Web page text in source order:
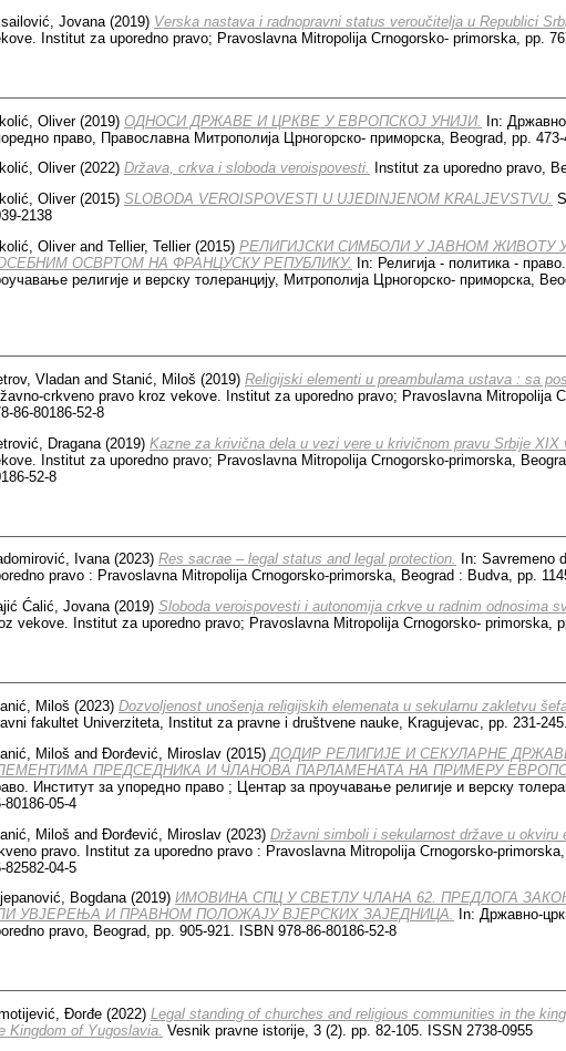
Jovana (2019) Verska nastava i radnopravni status veroučitelja u Republici
Institut za uporedno pravo; Pravoslavna Mitropolija Crnogorsko- primorska, pp.
Oliver(2019) ОД­НО­СИ ДР­ЖА­ВЕ И ЦР­КВЕ У ЕВРОП­СКОЈ УНИ­ЈИ. In:
право, Православна Митрополија Црногорско- приморска, Beograd, pp.
Oliver(2022) Država, crkva i sloboda veroispovesti.
Institut za uporedno pravo,
Oliver(2015) SLOBODA VEROISPOVESTI U UJEDINJENOM KRALJEVSTVU.
2138
Oliverand Tel­li­er, Tel­li­er(2015) РЕ­ЛИ­ГИЈ­СКИ СИМ­БО­ЛИ У ЈАВ­НОМ
ОСВР­ТОМ НА ФРАН­ЦУ­СКУ РЕ­ПУ­БЛИ­КУ.
In: Религија - политика -
религије и верску толеранцију, Митрополија Црногорско- приморска,
Vladan and Stanić, Miloš (2019) Religijski elementi u preambulama ustava : sa
crkveno pravo kroz vekove. Institut za uporedno pravo; Pravoslavna Mitropolija
86-80186-52-8
Dragana (2019) Kazne za krivična dela u vezi vere u krivičnom pravu Srbije XIX
Institut za uporedno pravo; Pravoslavna Mitropolija Crnogorsko-primorska,
52-8
Ivana(2023) Res sacrae – legal status and legal protection.
In: Savremeno
pravo : Pravoslavna Mitropolija Crnogorsko-primorska, Beograd : Budva, pp.
Ćalić, Jovana(2019) Sloboda veroispovesti i autonomija crkve u radnim odnosima
vekove. Institut za uporedno pravo; Pravoslavna Mitropolija Crnogorsko- primorska,
Miloš (2023) Dozvoljenost unošenja religijskih elemenata u sekularnu zakletvu
fakultet Univerziteta, Institut za pravne i društvene nauke, Kragujevac, pp. 231-
Miloš and Đorđević, Miroslav (2015) ДОДИР РЕЛИГИЈЕ И СЕКУЛАРНЕ
ПРЕДСЕДНИКА И ЧЛАНОВА ПАРЛАМЕНАТА НА ПРИМЕРУ
Институт за упоредно право ; Центар за проучавање религије и верску
80186-05-4
Miloš and Đorđević, Miroslav (2023) Državni simboli i sekularnost države u okviru
pravo. Institut za uporedno pravo : Pravoslavna Mitropolija Crnogorsko-
82582-04-5
Bogdana(2019) ИМОВИНА СПЦ У СВЕТЛУ ЧЛАНА 62. ПРЕДЛОГА
УВЈЕРЕЊА И ПРАВНОМ ПОЛОЖАЈУ ВЈЕРСКИХ ЗАЈЕДНИЦА.
In: Државно-
pravo, Beograd, pp. 905-921. ISBN 978-86-80186-52-8
Đorđe (2022) Legal standing of churches and religious communities in the
Kingdom of Yugoslavia. Vesnik pravne istorije, 3 (2). pp. 82-105. ISSN 2738-0955